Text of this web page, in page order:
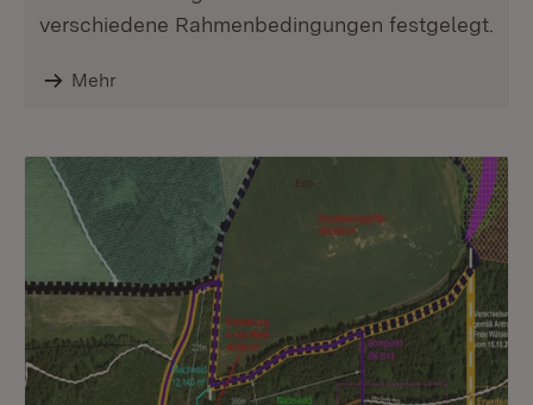
verschiedene Rahmenbedingungen festgelegt.
Mehr